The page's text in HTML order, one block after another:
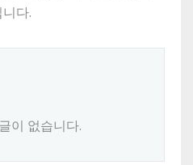
다.
이 없습니다.